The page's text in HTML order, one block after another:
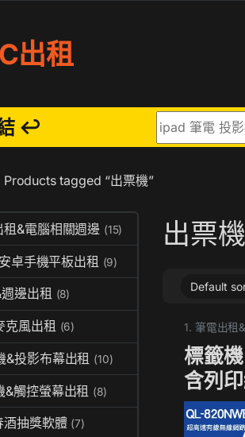
出租
↩ Search for:
Products tagged “出票機”
出票機
1. 筆電出租
標籤
含列
租&電腦相關週邊 (15)
卓手機平板出租 (9)
邊出租 (8)
克風出租 (6)
&投影布幕出租 (10)
&觸控螢幕出租 (8)
酒抽獎軟體 (7)